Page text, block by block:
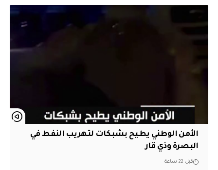
الأمن الوطني يطيح بشبكات لتهريب النفط في
البصرة وذي قار
قبل 22 ساعة